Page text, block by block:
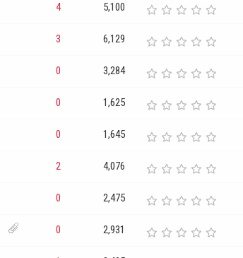
4 5,100
3 6,129
0 3,284
0 1,625
0 1,645
2 4,076
0 2,475
0 2,931